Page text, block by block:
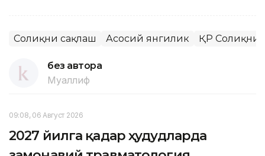
Соғлиқни сақлаш Асосий янгилик ҚР Соғлиқни
без автора
Муаллиф
09:08, 06 Август 2026
2027 йилга қадар ҳудудларда